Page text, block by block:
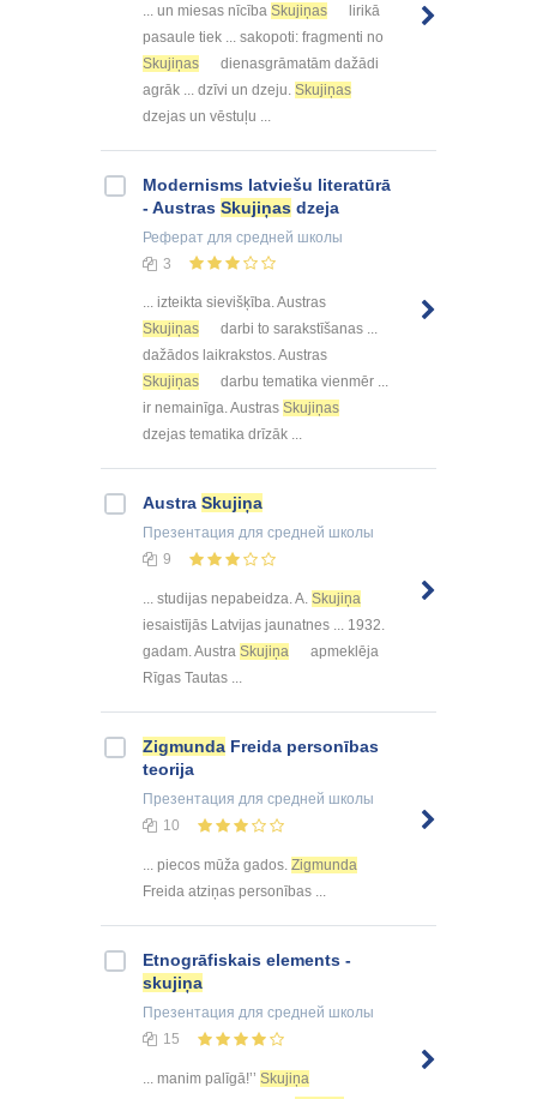
... un miesas nīcība Skujiņas
lirikā
pasaule tiek ... sakopoti: fragmenti no
Skujiņas
dienasgrāmatām dažādi
agrāk ... dzīvi un dzeju. Skujiņas
dzejas un vēstuļu ...
Modernisms latviešu literatūrā
- Austras Skujiņas dzeja
Реферат для средней школы
3
... izteikta sievišķība. Austras
Skujiņas
darbi to sarakstīšanas ...
dažādos laikrakstos. Austras
Skujiņas
darbu tematika vienmēr ...
ir nemainīga. Austras Skujiņas
dzejas tematika drīzāk ...
Austra Skujiņa
Презентация для средней школы
9
... studijas nepabeidza. A. Skujiņa
iesaistījās Latvijas jaunatnes ... 1932.
gadam. Austra Skujiņa
apmeklēja
Rīgas Tautas ...
Zigmunda Freida personības
teorija
Презентация для средней школы
10
... piecos mūža gados. Zigmunda
Freida atziņas personības ...
Etnogrāfiskais elements -
skujiņa
Презентация для средней школы
15
... manim palīgā!’’ Skujiņa